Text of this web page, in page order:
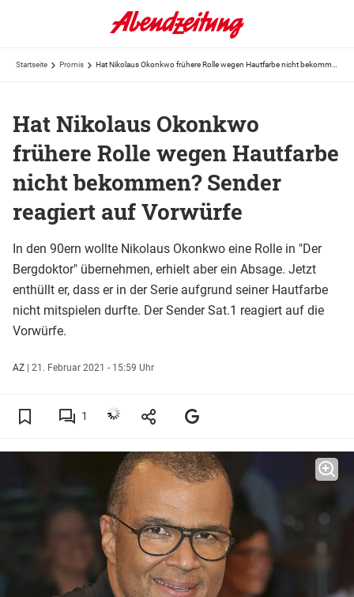
Startseite Promis
Hat Nikolaus Okonkwo
frühere Rolle wegen Hautfarbe
nicht bekommen? Sender
reagiert auf Vorwürfe
In den 90ern wollte Nikolaus Okonkwo eine Rolle in "Der
Bergdoktor" übernehmen, erhielt aber ein Absage. Jetzt
enthüllt er, dass er in der Serie aufgrund seiner Hautfarbe
nicht mitspielen durfte. Der Sender Sat.1 reagiert auf die
Vorwürfe.
AZ | 21. Februar 2021 - 15:59 Uhr
1